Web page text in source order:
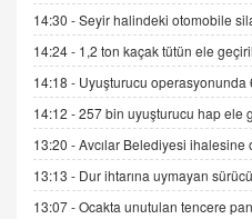
ADEM AKÖL
Esed
Sednaya
11.12.2024 12:30
DR. EKREM
Gerçek Ne, Algı
Cümlesinin
14:30 -Seyir halindeki otomobile
14:24 - 1,2 ton kaçak tütün ele
14:18 - Uyuşturucu operasyonunda
14:12 -257 bin uyuşturucu hap ele
13:20 -Avcılar Belediyesi ihalesine
13:13 - Dur ihtarına uymayan
13:07 -Ocakta unutulan tencere